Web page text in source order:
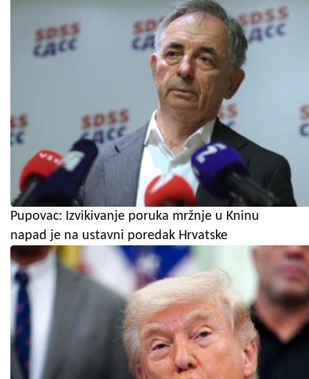
Pupovac: Izvikivanje poruka mržnje u Kninu
napad je na ustavni poredak Hrvatske